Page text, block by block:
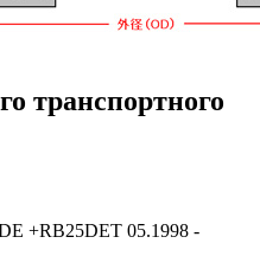
транспортного
+RB25DET 05.1998 -